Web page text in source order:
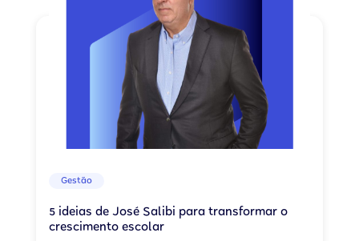
Gestão
5 ideias de José Salibi para transformar o
crescimento escolar